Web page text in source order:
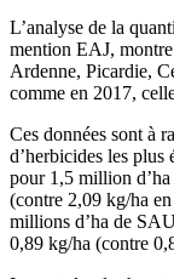
L’analyse de la
mention EAJ,
Ardenne, Picardie,
comme en 2017,
Ces données sont à
d’herbicides les plus
pour 1,5 million
(contre 2,09 kg/ha
millions d’ha de
0,89 kg/ha (contre